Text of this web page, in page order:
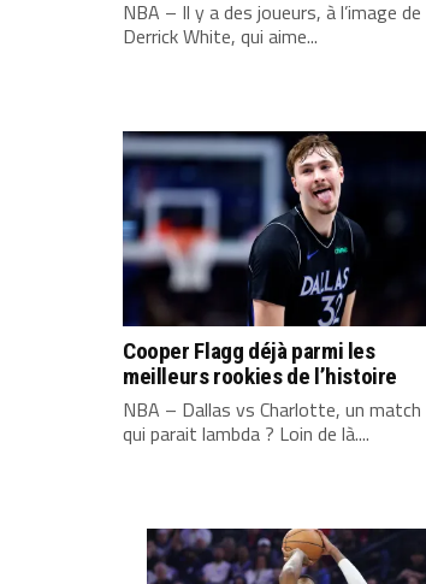
NBA – Il y a des joueurs, à l’image de
Derrick White, qui aime...
Cooper Flagg déjà parmi les
meilleurs rookies de l’histoire
NBA – Dallas vs Charlotte, un match
qui parait lambda ? Loin de là....